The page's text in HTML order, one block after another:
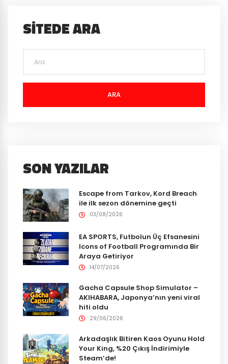
SITEDE ARA
ARA
SON YAZILAR
Escape from Tarkov, Kord Breach
ile ilk sezon dönemine geçti
03/08/2026
EA SPORTS, Futbolun Üç Efsanesini
Icons of Football Programında Bir
Araya Getiriyor
14/07/2026
Gacha Capsule Shop Simulator –
AKIHABARA, Japonya’nın yeni viral
hiti oldu
29/06/2026
Arkadaşlık Bitiren Kaos Oyunu Hold
Your King, %20 Çıkış İndirimiyle
Steam’de!